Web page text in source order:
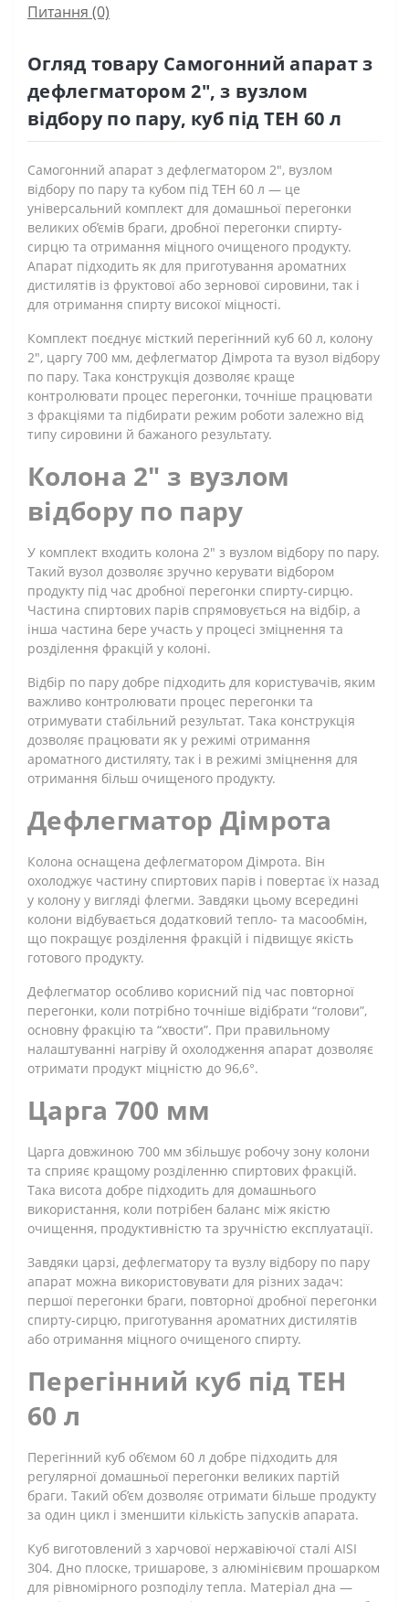
Питання (0)
Огляд товару Самогонний апарат з
дефлегматором 2", з вузлом
відбору по пару, куб під ТЕН 60 л
Самогонний апарат з дефлегматором 2", вузлом
відбору по пару та кубом під ТЕН 60 л — це
універсальний комплект для домашньої перегонки
великих об’ємів браги, дробної перегонки спирту-
сирцю та отримання міцного очищеного продукту.
Апарат підходить як для приготування ароматних
дистилятів із фруктової або зернової сировини, так і
для отримання спирту високої міцності.
Комплект поєднує місткий перегінний куб 60 л, колону
2", царгу 700 мм, дефлегматор Дімрота та вузол відбору
по пару. Така конструкція дозволяє краще
контролювати процес перегонки, точніше працювати
з фракціями та підбирати режим роботи залежно від
типу сировини й бажаного результату.
Колона 2" з вузлом
відбору по пару
У комплект входить колона 2" з вузлом відбору по пару.
Такий вузол дозволяє зручно керувати відбором
продукту під час дробної перегонки спирту-сирцю.
Частина спиртових парів спрямовується на відбір, а
інша частина бере участь у процесі зміцнення та
розділення фракцій у колоні.
Відбір по пару добре підходить для користувачів, яким
важливо контролювати процес перегонки та
отримувати стабільний результат. Така конструкція
дозволяє працювати як у режимі отримання
ароматного дистиляту, так і в режимі зміцнення для
отримання більш очищеного продукту.
Дефлегматор Дімрота
Колона оснащена дефлегматором Дімрота. Він
охолоджує частину спиртових парів і повертає їх назад
у колону у вигляді флегми. Завдяки цьому всередині
колони відбувається додатковий тепло- та масообмін,
що покращує розділення фракцій і підвищує якість
готового продукту.
Дефлегматор особливо корисний під час повторної
перегонки, коли потрібно точніше відібрати “голови”,
основну фракцію та “хвости”. При правильному
налаштуванні нагріву й охолодження апарат дозволяє
отримати продукт міцністю до 96,6°.
Царга 700 мм
Царга довжиною 700 мм збільшує робочу зону колони
та сприяє кращому розділенню спиртових фракцій.
Така висота добре підходить для домашнього
використання, коли потрібен баланс між якістю
очищення, продуктивністю та зручністю експлуатації.
Завдяки царзі, дефлегматору та вузлу відбору по пару
апарат можна використовувати для різних задач:
першої перегонки браги, повторної дробної перегонки
спирту-сирцю, приготування ароматних дистилятів
або отримання міцного очищеного спирту.
Перегінний куб під ТЕН
60 л
Перегінний куб об’ємом 60 л добре підходить для
регулярної домашньої перегонки великих партій
браги. Такий об’єм дозволяє отримати більше продукту
за один цикл і зменшити кількість запусків апарата.
Куб виготовлений з харчової нержавіючої сталі AISI
304. Дно плоске, тришарове, з алюмінієвим прошарком
для рівномірного розподілу тепла. Матеріал дна —